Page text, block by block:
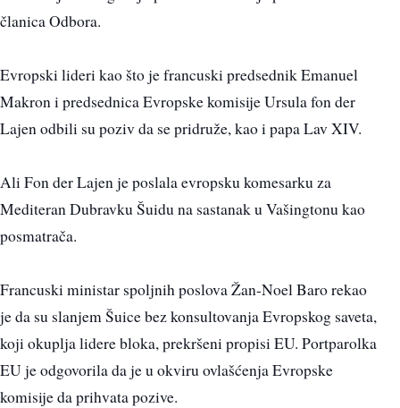
članica Odbora.
Evropski lideri kao što je francuski predsednik Emanuel
Makron i predsednica Evropske komisije Ursula fon der
Lajen odbili su poziv da se pridruže, kao i papa Lav XIV.
Ali Fon der Lajen je poslala evropsku komesarku za
Mediteran Dubravku Šuidu na sastanak u Vašingtonu kao
posmatrača.
Francuski ministar spoljnih poslova Žan-Noel Baro rekao
je da su slanjem Šuice bez konsultovanja Evropskog saveta,
koji okuplja lidere bloka, prekršeni propisi EU. Portparolka
EU je odgovorila da je u okviru ovlašćenja Evropske
komisije da prihvata pozive.